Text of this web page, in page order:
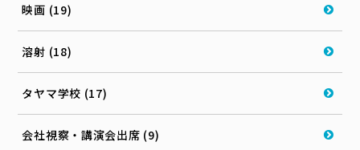
映画 (19)
溶射 (18)
タヤマ学校 (17)
会社視察・講演会出席 (9)